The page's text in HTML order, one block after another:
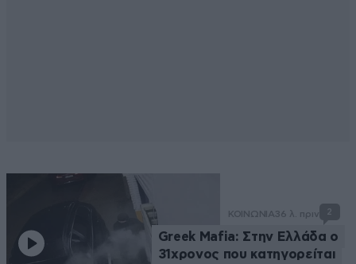
ΚΟΙΝΩΝΙΑ36 λ. πριν 2
Greek Mafia: Στην Ελλάδα ο
31χρονος που κατηγορείται